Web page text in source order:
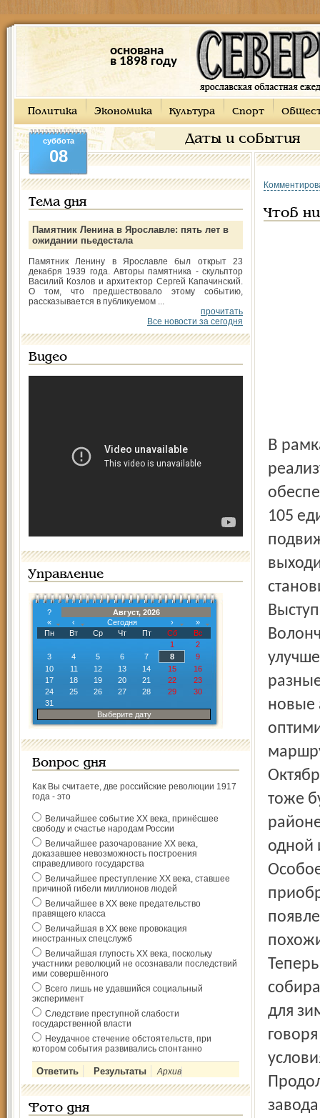
основана
в 1898 году
Политика Экономика Культура Спорт
Даты и события
суббота
08
Тема дня
Памятник Ленина в Ярославле: пять лет в
ожидании пьедестала
Памятник Ленину в Ярославле был открыт 23
декабря 1939 года. Авторы памятника - скульптор
Василий Козлов и архитектор Сергей Капачинский.
О том, что предшествовало этому событию,
рассказывается в публикуемом ...
прочитать
Все новости за сегодня
Видео
Управление
?
Август, 2026
«
‹ Сегодня ›
»
Пн
Вт Ср Чт Пт Сб
Вс
1
2
3
4 5 6 7 8
9
10
11 12 13 14 15
16
17
18 19 20 21 22
23
24
25 26 27 28 29
30
31
Выберите дату
Вопрос дня
Как Вы считаете, две российские революции 1917
года - это
Величайшее событие ХХ века, принёсшее
свободу и счастье народам России
Величайшее разочарование ХХ века,
доказавшее невозможность построения
справедливого государства
Величайшее преступление ХХ века, ставшее
причиной гибели миллионов людей
Величайшее в ХХ веке предательство
правящего класса
Величайшая в ХХ веке провокация
иностранных спецслужб
Величайшая глупость ХХ века, поскольку
участники революций не осознавали последствий
ими совершённого
Всего лишь не удавшийся социальный
эксперимент
Следствие преступной слабости
государственной власти
Неудачное стечение обстоятельств, при
котором события развивались спонтанно
Архив
Фото дня
Чтоб
В рамках подготовки к тысячелетию Ярославля успешно
105
новые
тоже
одной
для